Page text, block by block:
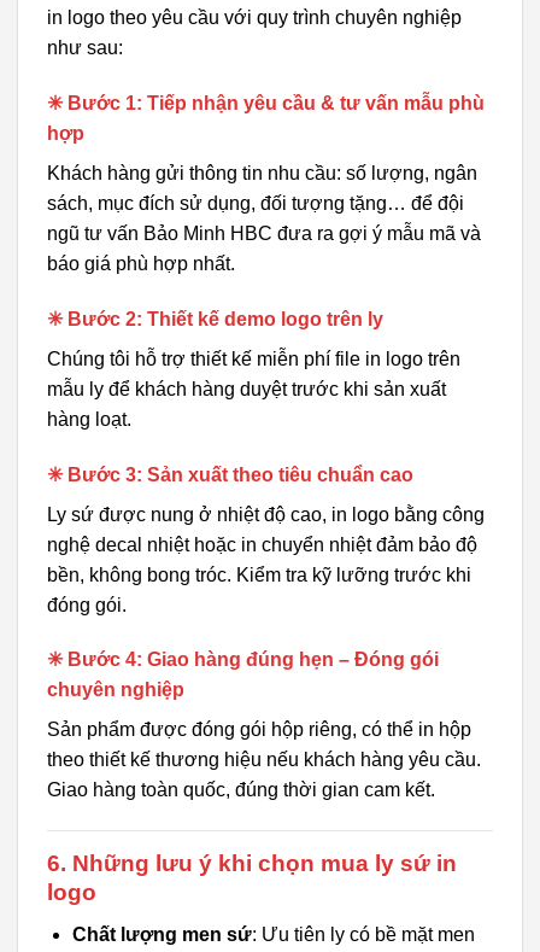
in logo theo yêu cầu với quy trình chuyên nghiệp
như sau:
✳ Bước 1: Tiếp nhận yêu cầu & tư vấn mẫu phù
hợp
Khách hàng gửi thông tin nhu cầu: số lượng, ngân
sách, mục đích sử dụng, đối tượng tặng… để đội
ngũ tư vấn Bảo Minh HBC đưa ra gợi ý mẫu mã và
báo giá phù hợp nhất.
✳ Bước 2: Thiết kế demo logo trên ly
Chúng tôi hỗ trợ thiết kế miễn phí file in logo trên
mẫu ly để khách hàng duyệt trước khi sản xuất
hàng loạt.
✳ Bước 3: Sản xuất theo tiêu chuẩn cao
Ly sứ được nung ở nhiệt độ cao, in logo bằng công
nghệ decal nhiệt hoặc in chuyển nhiệt đảm bảo độ
bền, không bong tróc. Kiểm tra kỹ lưỡng trước khi
đóng gói.
✳ Bước 4: Giao hàng đúng hẹn – Đóng gói
chuyên nghiệp
Sản phẩm được đóng gói hộp riêng, có thể in hộp
theo thiết kế thương hiệu nếu khách hàng yêu cầu.
Giao hàng toàn quốc, đúng thời gian cam kết.
6. Những lưu ý khi chọn mua ly sứ in
logo
Chất lượng men sứ: Ưu tiên ly có bề mặt men